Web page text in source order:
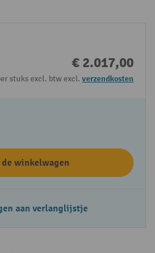
€ 2.017,00
stuks excl. btw excl. verzendkosten
de winkelwagen
aan verlanglijstje